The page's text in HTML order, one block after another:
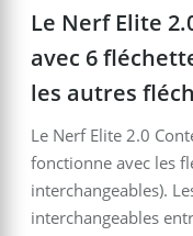
Le Nerf Elite
avec 6
les autres
Le Nerf Elite 2.0
fonctionne avec les
interchangeables).
interchangeables